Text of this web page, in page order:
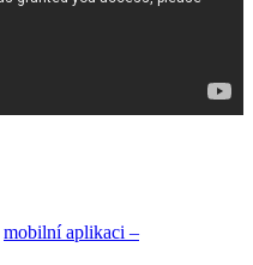
mobilní aplikaci –